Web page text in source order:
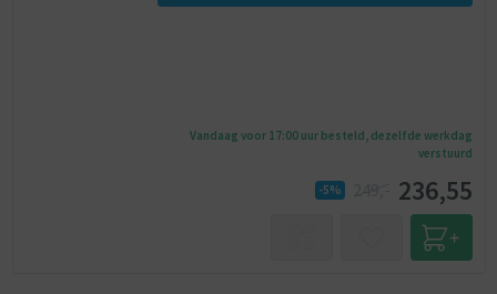
Vandaag voor 17:00 uur besteld, dezelfde werkdag
verstuurd
-5% 236,55